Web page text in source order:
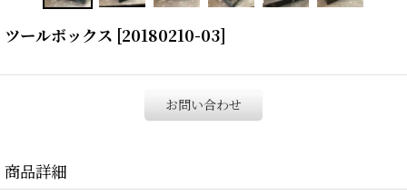
ツールボックス [20180210-03]
お問い合わせ
商品詳細